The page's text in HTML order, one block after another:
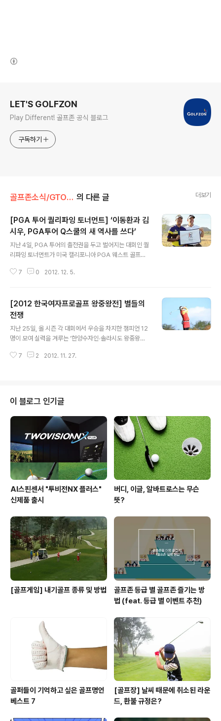
LET'S GOLFZON
Play Different! 골프존 공식 블로그
구독하기
골프존소식/GTOUR 의 다른 글 더보기
[PGA 투어 퀄리파잉 토너먼트] ‘이동환과 김
시우, PGA투어 Q스쿨의 새 역사를 쓰다’
지난 4일, PGA 투어의 출전권을 두고 벌어지는 대회인 퀄
리파잉 토너먼트가 미국 캘리포니아 PGA 웨스트 골프장
인 최초 수석, 최연소 Q스쿨 통과 등 기분 좋은 소식이 들
Q스쿨 1위 먼저, 이동환 선수가 아시아 선수로는 사상 처
음으로 PGA투어 Q스쿨 수석 통과의 영예를 안았습니다
~!+_+ 2라운드까지 중위권에 머물렀던 이동환 선수는 3
라운드에서 보기 없이 버디만 7개를 잡아내는 샷 감각을
선보이며 순위를 17위 까지 끌어올렸는데요, 그리고 이어
진 4라운드에서도 버디만 8개를 기록하는 버디 쇼를 펼치
7 0 2012. 12. 5.
[2012 한국여자프로골프 왕중왕전] 별들의
전쟁
지난 25일, 올 시즌 각 대회에서 우승을 차지한 챔피언 12
명이 모여 실력을 겨루는 ‘한양수자인∙솔라시도 왕중왕
왕’을 겨루는 대회인 만큼 많은 골프팬들의 관심이 집중되
을 들어올린 정혜진 선수의 품으로 돌아갔습니다~!^^ 정혜
진 선수는 대회에 출전한 12명의 선수 중 유일하게 언더파
를 기록하며 최종합계 1언더파 143타로 우승컵을 들어올
렸다고 하는데요! 프로데뷔 이후 2번째 우승을 왕중왕전에
서 기록해서 더 뜻깊을 것 같아요.+0+ 사실 이번 왕중왕전
의 경기상황은 그다지 좋지..
7 2 2012. 11. 27.
이 블로그 인기글
AI스핀센서 "투비전NX 플러스"
신제품 출시
버디, 이글, 알바트로스는 무슨
뜻?
[골프게임] 내기골프 종류 및 방법
골프존 등급 별 골프존 즐기는 방
법 (feat. 등급 별 이벤트 추천)
골퍼들이 기억하고 싶은 골프명언
베스트 7
[골프장] 날씨 때문에 취소된 라운
드, 환불 규정은?